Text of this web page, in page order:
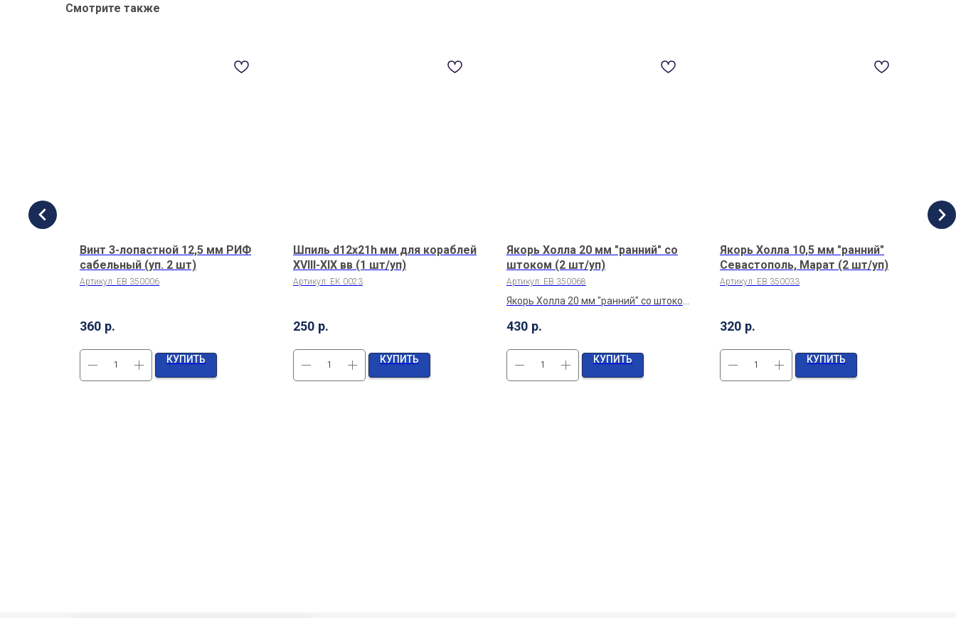
Смотрите также
Винт 3-лопастной 12,5 мм РИФ
сабельный (уп. 2 шт)
Артикул: EB 350006
360 р.
КУПИТЬ
Шпиль d12х21h мм для кораблей
XVIII-XIX вв (1 шт/уп)
Артикул: EK 0023
250 р.
КУПИТЬ
Якорь Холла 20 мм "ранний" со
штоком (2 шт/уп)
Артикул: EB 350068
Якорь Холла 20 мм "ранний" со штоком
430 р.
КУПИТЬ
Якорь Холла 10,5 мм "ранний"
Севастополь, Марат (2 шт/уп)
Артикул: EB 350033
320 р.
КУПИТЬ